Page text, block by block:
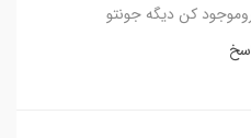
کن دیگه جونتو